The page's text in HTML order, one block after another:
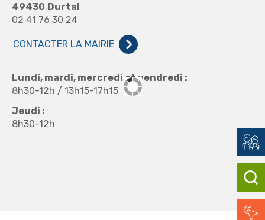
49430 Durtal
02 41 76 30 24
CONTACTER LA MAIRIE
Lundi, mardi, mercredi et vendredi :
8h30-12h / 13h15-17h15
Jeudi :
8h30-12h